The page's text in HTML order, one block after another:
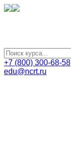
+7 (800) 300-68-58
edu@ncrt.ru